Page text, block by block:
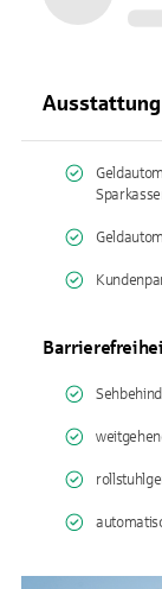
Ausstattung